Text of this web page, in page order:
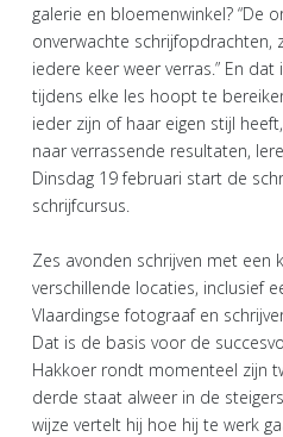
galerie en bloemenwinkel? “De
onverwachte schrijfopdrachten,
iedere keer weer verras.” En
tijdens elke les hoopt te
ieder zijn of haar eigen stijl
naar verrassende resultaten,
Dinsdag 19 februari start de
schrijfcursus.
Zes avonden schrijven met een
verschillende locaties, inclusief
Vlaardingse fotograaf en
Dat is de basis voor de
Hakkoer rondt momenteel zijn
derde staat alweer in de
wijze vertelt hij hoe hij te werk